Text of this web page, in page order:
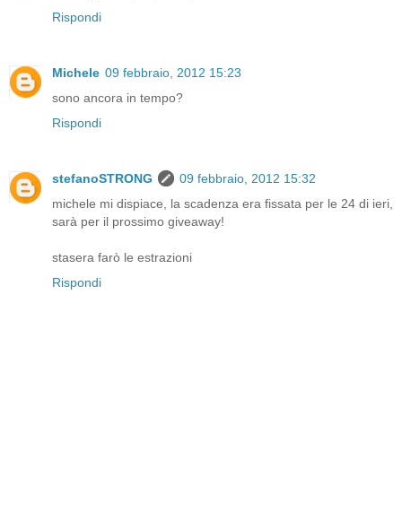
Rispondi
Michele 09 febbraio, 2012 15:23
sono ancora in tempo?
Rispondi
stefanoSTRONG
09 febbraio, 2012 15:32
michele mi dispiace, la scadenza era fissata per le 24 di ieri,
sarà per il prossimo giveaway!
stasera farò le estrazioni
Rispondi